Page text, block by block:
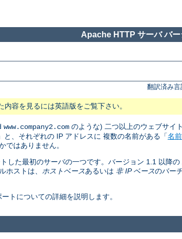
Apache HTTP サーバ バー
翻訳済み言
容を見るには英語版をご覧下さい。
www.company2.com のような) 二つ以上のウェブサイ
」と、それぞれの IP アドレスに 複数の名前がある「名
ではありません。
た最初のサーバの一つです。バージョン 1.1 以降
ホストは、 ホストベースあるいは 非 IP ベースのバー
トについての詳細を説明します。